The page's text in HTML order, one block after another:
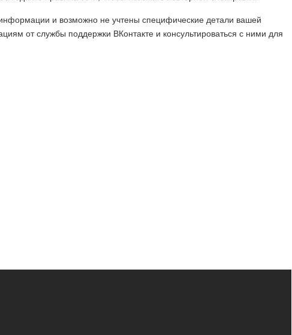
и возможно не учтены специфические детали вашей
от службы поддержки ВКонтакте и консультироваться с ними для